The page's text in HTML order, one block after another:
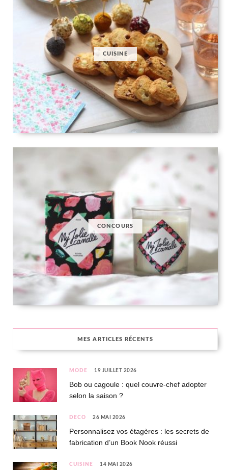
CUISINE
CONCOURS
MES ARTICLES RÉCENTS
MODE 19 JUILLET 2026
Bob ou cagoule : quel couvre-chef adopter
selon la saison ?
DÉCO 26 MAI 2026
Personnalisez vos étagères : les secrets de
fabrication d’un Book Nook réussi
CUISINE 14 MAI 2026